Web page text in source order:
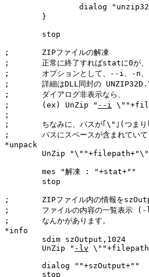
;	ZIPファイルの解凍
;	正常に終了すればstatに0が、エラーなら0以外が返ります。
;	オプションとして、--i、-n、-o、-P*****、というようなものがあり、
;	詳細はDLL同封の UNZIP32D.TXT を参照のこと。たとえば解凍状況
;	ダイアログ非表示なら、
;	(ex) UnZip " --i
;
;	ちなみに、パスが｢\"｣(つまり｢"｣)で括られていますが、これは仮に
;	パスにスペースが含まれていても正しく処理できるようにするため。
*unpack
;	ZIPファイル内の情報をszOutputに出力 (解凍処理なし)
;	ファイルの内容の一覧表示 (-l、-lv、-v) や ファイルのCRCチェック (-t)
;	なんかがあります。
*info
	UnZip "
-lv